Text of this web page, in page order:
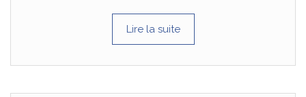
Lire la suite